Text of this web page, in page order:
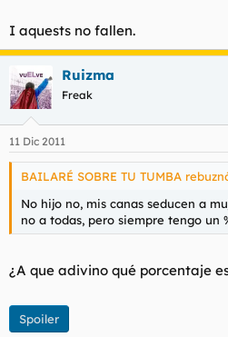
I aquests no fallen.
Ruizma
Freak
11 Dic 2011
BAILARÉ SOBRE TU TUMBA
No hijo no, mis canas seducen a
no a todas, pero siempre tengo un
¿A que adivino qué porcentaje
Spoiler